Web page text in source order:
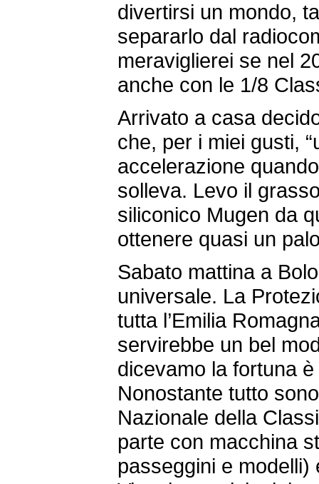
divertirsi un mondo,
separarlo dal
meraviglierei se nel
anche con le 1/8
Arrivato a casa
che, per i miei gusti,
accelerazione
solleva. Levo il
siliconico Mugen da
ottenere quasi un
Sabato mattina a
universale. La
tutta l’Emilia
servirebbe un bel
dicevamo la fortuna
Nonostante tutto
Nazionale della
parte con macchina
passeggini e modelli)